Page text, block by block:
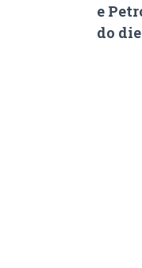
e
do